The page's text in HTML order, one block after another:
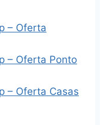
– Oferta
– Oferta Ponto
– Oferta Casas